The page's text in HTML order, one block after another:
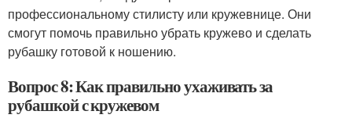
профессиональному стилисту или кружевнице. Они
смогут помочь правильно убрать кружево и сделать
рубашку готовой к ношению.
Вопрос 8: Как правильно ухаживать за
рубашкой с кружевом